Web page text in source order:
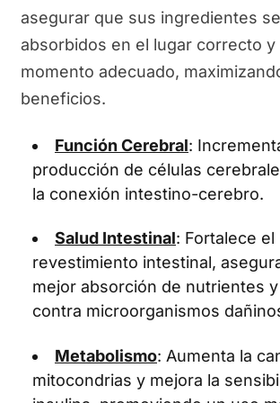
asegurar que sus ingredientes
absorbidos en el lugar correcto y
momento adecuado,
beneficios.
Función Cerebral:
producción de células
la conexión intestino-cerebro.
Salud Intestinal: Fortalece el
revestimiento intestinal,
mejor absorción de nutrientes
contra microorganismos
Metabolismo: Aumenta la
mitocondrias y mejora la